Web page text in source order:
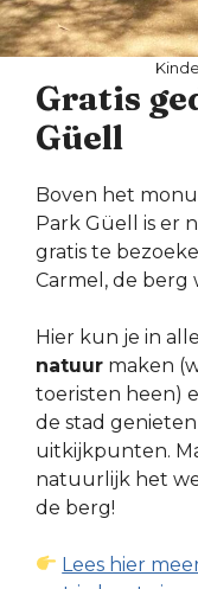
Gratis
Güell
Boven het
Park Güell is er
gratis te
Carmel, de berg
Hier kun je in
natuur maken
toeristen heen)
de stad
uitkijkpunten.
natuurlijk het
de berg!
Lees hier